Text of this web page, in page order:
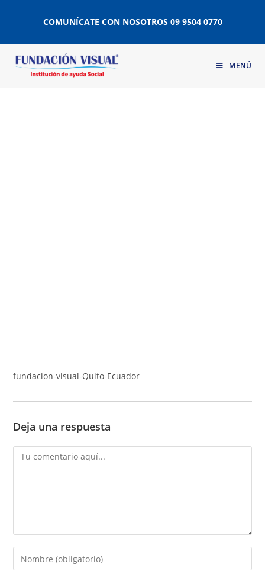
COMUNÍCATE CON NOSOTROS 09 9504 0770
MENÚ
fundacion-visual-Quito-Ecuador
Deja una respuesta